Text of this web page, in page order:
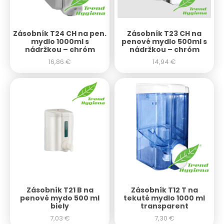
Zásobník T24 CH na pen.
mydlo 1000ml s
nádržkou – chróm
16,86 €
Zásobník T23 CH na
penové mydlo 500ml s
nádržkou – chróm
14,94 €
Zásobník T21 B na
penové mydo 500 ml
biely
7,03 €
Zásobník T12 T na
tekuté mydlo 1000 ml
transparent
7,30 €